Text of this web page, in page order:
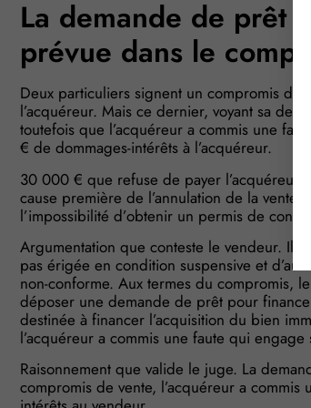
La demande de prêt
prévue dans le
Deux particuliers signent un compromis de
l’acquéreur. Mais ce dernier, voyant sa
toutefois que l’acquéreur a commis une
€ de dommages-intérêts à l’acquéreur.
30 000 € que refuse de payer l’acquéreur.
cause première de l’annulation de la vente.
l’impossibilité d’obtenir un permis de
Argumentation que conteste le vendeur. Il
pas érigée en condition suspensive et
non-conforme. Aux termes du compromis,
déposer une demande de prêt pour
destinée à financer l’acquisition du bien
l’acquéreur a commis une faute qui
Raisonnement que valide le juge. La
compromis de vente, l’acquéreur a